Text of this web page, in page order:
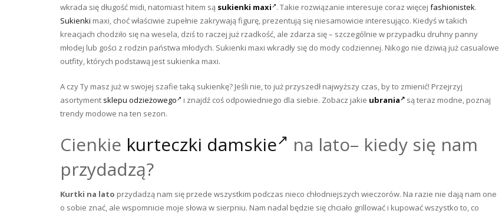
wkrada się długość midi, natomiast hitem są sukienki maxi . Takie rozwiązanie interesuje coraz więcej fashionistek.
Sukienki maxi, choć właściwie zupełnie zakrywają figurę, prezentują się niesamowicie interesująco. Kiedyś w takich
kreacjach chodziło się na wesela, dziś to raczej już rzadkość, ale zdarza się – szczególnie w przypadku druhny panny
młodej lub gości z rodzin państwa młodych. Sukienki maxi wkradły się do mody codziennej. Nikogo nie dziwią już casualowe
outfity, których podstawą jest sukienka maxi.
A czy Ty masz już w swojej szafie taką sukienkę? Jeśli nie, to już przyszedł najwyższy czas, by to zmienić! Przejrzyj
asortyment sklepu odzieżowego i znajdź coś odpowiedniego dla siebie. Zobacz jakie ubrania
są teraz modne, poznaj
trendy modowe na ten sezon.
Cienkie kurteczki damskie
na lato– kiedy się nam
przydadzą?
Kurtki na lato przydadzą nam się przede wszystkim podczas nieco chłodniejszych wieczorów. Na razie nie dają nam one
o sobie znać, ale wspomnicie moje słowa w sierpniu. Nam nadal będzie się chciało grillować i kupować wszystko to, co